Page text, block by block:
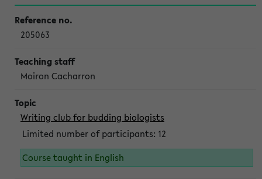
205063
Moiron Cacharron
Writing club for budding biologists
Limited number of participants: 12
Course taught in English